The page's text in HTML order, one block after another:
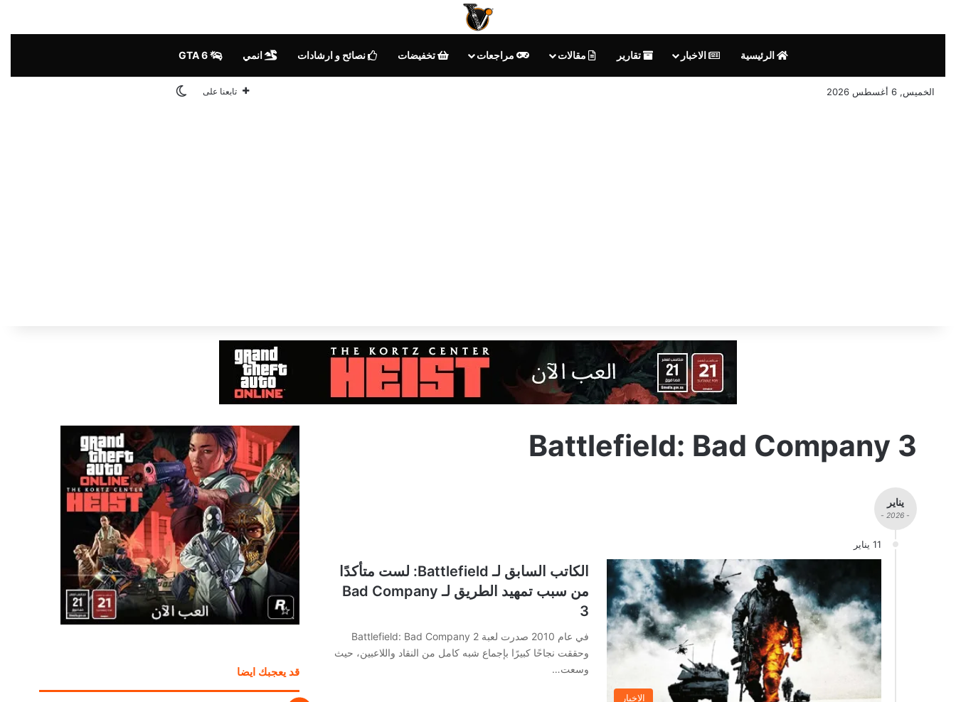
الرئيسية الاخبار تقارير مقالات مراجعات تخفيضات نصائح و ارشادات انمي
الخميس, 6 أغسطس 2026 تابعنا على الوضع المظلم
Battlefield: Bad Company 3
يناير
- 2026 -
11 يناير
الاخبار
الكاتب السابق لـ Battlefield: لست متأكدًا
من سبب تمهيد الطريق لـ Bad Company
3
في عام 2010 صدرت لعبة Battlefield: Bad Company 2
وحققت نجاحًا كبيرًا بإجماع شبه كامل من النقاد واللاعبين، حيث
وسعت…
قد يعجبك ايضا